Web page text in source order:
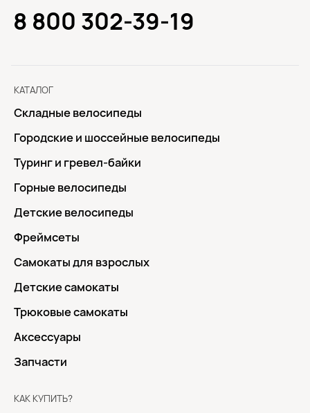
КАТАЛОГ
Складные велосипеды
Городские и шоссейные велосипеды
Туринг и гревел-байки
Горные велосипеды
Детские велосипеды
Фреймсеты
Самокаты для взрослых
Детские самокаты
Трюковые самокаты
Аксессуары
Запчасти
КАК КУПИТЬ?
8 800 302-39-19